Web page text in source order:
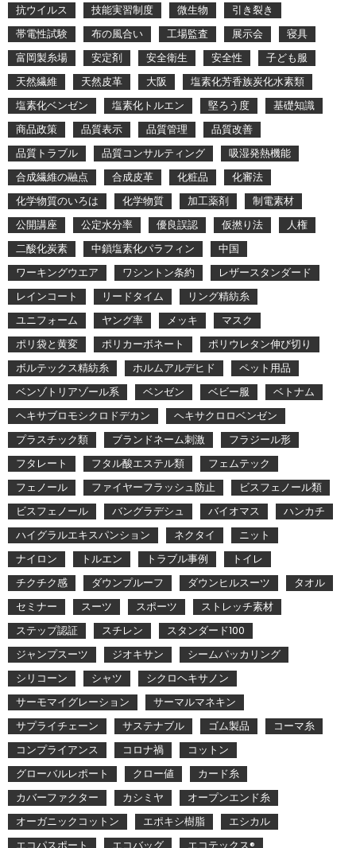
抗ウイルス
技能実習制度 微生物
引き裂き
帯電性試験
布の風合い 工場監査 展示会
寝具
富岡製糸場
安定剤 安全衛生 安全性
子ども服
天然繊維
天然皮革 大阪
塩素化芳香族炭化水素類
塩素化ベンゼン
塩素化トルエン 堅ろう度
基礎知識
商品政策
品質表示 品質管理
品質改善
品質トラブル
品質コンサルティング
吸湿発熱機能
合成繊維の融点
合成皮革 化粧品
化審法
化学物質のいろは
化学物質 加工薬剤
制電素材
公開講座
公定水分率 優良誤認 仮撚り法
人権
二酸化炭素
中鎖塩素化パラフィン
中国
ワーキングウエア
ワシントン条約
レザースタンダード
レインコート
リードタイム
リング精紡糸
ユニフォーム
ヤング率 メッキ
マスク
ポリ袋と黄変
ポリカーボネート
ポリウレタン伸び切り
ボルテックス精紡糸
ホルムアルデヒド
ペット用品
ベンゾトリアゾール系
ベンゼン ベビー服
ベトナム
ヘキサブロモシクロドデカン
ヘキサクロロベンゼン
プラスチック類
ブランドネーム刺激
フラジール形
フタレート
フタル酸エステル類
フェムテック
フェノール
ファイヤーフラッシュ防止
ビスフェノール類
ビスフェノール
バングラデシュ バイオマス
ハンカチ
ハイグラルエキスパンション
ネクタイ
ニット
ナイロン
トルエン トラブル事例
トイレ
チクチク感
ダウンプルーフ ダウンヒルスーツ
タオル
セミナー
スーツ スポーツ
ストレッチ素材
ステップ認証
スチレン
スタンダード100
ジャンプスーツ
ジオキサン
シームパッカリング
シリコーン
シャツ
シクロヘキサノン
サーモマイグレーション
サーマルマネキン
サプライチェーン
サステナブル ゴム製品
コーマ糸
コンプライアンス
コロナ禍
コットン
グローバルレポート
クロー値
カード糸
カバーファクター
カシミヤ
オープンエンド糸
オーガニックコットン
エポキシ樹脂
エシカル